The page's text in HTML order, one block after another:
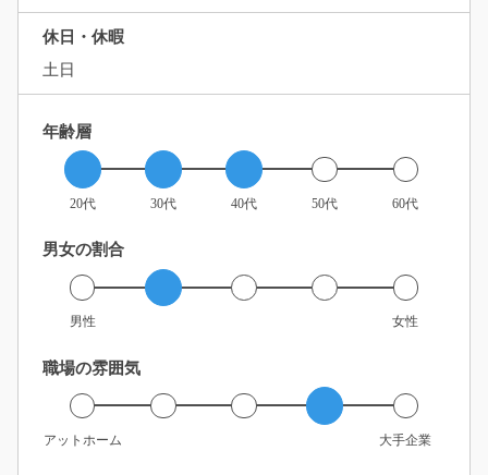
休日・休暇
土日
年齢層
20代 30代 40代 50代 60代
男女の割合
男性 女性
職場の雰囲気
アットホーム 大手企業